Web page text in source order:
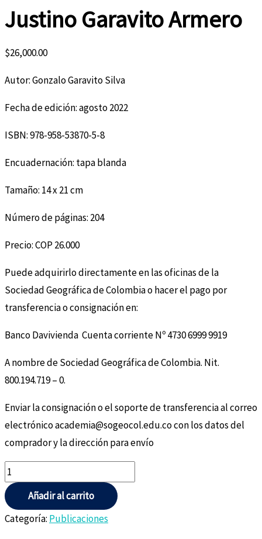
Justino Garavito Armero
$26,000.00
Autor: Gonzalo Garavito Silva
Fecha de edición: agosto 2022
ISBN: 978-958-53870-5-8
Encuadernación: tapa blanda
Tamaño: 14 x 21 cm
Número de páginas: 204
Precio: COP 26.000
Puede adquirirlo directamente en las oficinas de la
Sociedad Geográfica de Colombia o hacer el pago por
transferencia o consignación en:
Banco Davivienda Cuenta corriente Nº 4730 6999 9919
A nombre de Sociedad Geográfica de Colombia. Nit.
800.194.719 – 0.
Enviar la consignación o el soporte de transferencia al correo
electrónico academia@sogeocol.edu.co con los datos del
comprador y la dirección para envío
Añadir al carrito
Categoría: Publicaciones